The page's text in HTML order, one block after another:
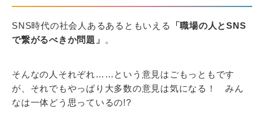
SNS時代の社会人あるあるともいえる
「職場の人とSNS
で繋がるべきか問題」 。
そんなの人それぞれ……という意見はごもっともです
が、それでもやっぱり大多数の意見は気になる！ みん
なは一体どう思っているの!?